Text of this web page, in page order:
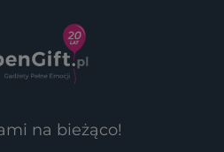
na bieżąco!